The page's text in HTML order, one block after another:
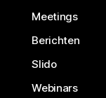
Meetings
Berichten
Slido
Webinars